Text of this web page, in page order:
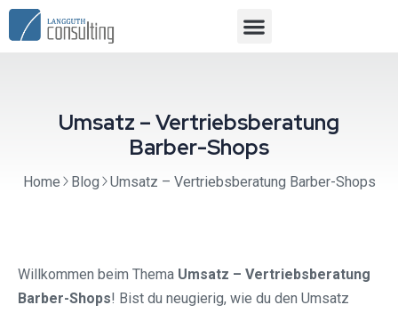
Umsatz – Vertriebsberatung
Barber-Shops
Home Blog Umsatz – Vertriebsberatung Barber-Shops
Willkommen beim Thema Umsatz – Vertriebsberatung
Barber-Shops! Bist du neugierig, wie du den Umsatz